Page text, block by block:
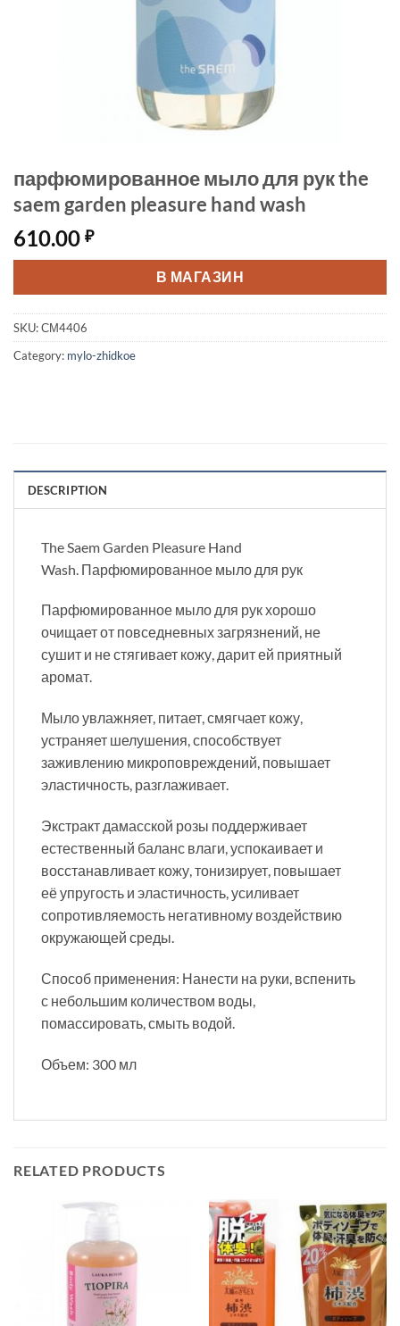
парфюмированное мыло для рук the
saem garden pleasure hand wash
610.00 ₽
В МАГАЗИН
SKU:СМ4406
Category: mylo-zhidkoe
DESCRIPTION
The Saem Garden Pleasure Hand
Wash. Парфюмированное мыло для рук
Парфюмированное мыло для рук хорошо
очищает от повседневных загрязнений, не
сушит и не стягивает кожу, дарит ей приятный
аромат.
Мыло увлажняет, питает, смягчает кожу,
устраняет шелушения, способствует
заживлению микроповреждений, повышает
эластичность, разглаживает.
Экстракт дамасской розы поддерживает
естественный баланс влаги, успокаивает и
восстанавливает кожу, тонизирует, повышает
её упругость и эластичность, усиливает
сопротивляемость негативному воздействию
окружающей среды.
Способ применения: Нанести на руки, вспенить
с небольшим количеством воды,
помассировать, смыть водой.
Объем: 300 мл
RELATED PRODUCTS